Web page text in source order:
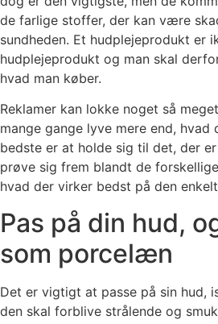
de farlige stoffer, der kan være
sundheden. Et hudplejeprodukt er
hudplejeprodukt og man skal
hvad man køber.
Reklamer kan lokke noget så
mange gange lyve mere end, hvad
bedste er at holde sig til det, der
prøve sig frem blandt de
hvad der virker bedst på den
Pas på din hud,
som porcelæn
Det er vigtigt at passe på sin hud,
den skal forblive strålende og